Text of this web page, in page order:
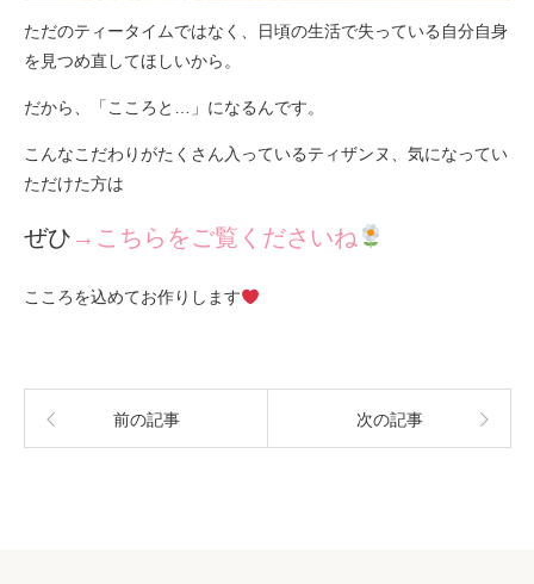
ただのティータイムではなく、日頃の生活で失っている自分自身
を見つめ直してほしいから。
だから、「こころと…」になるんです。
こんなこだわりがたくさん入っているティザンヌ、気になってい
ただけた方は
ぜひ →こちらをご覧くださいね
こころを込めてお作りします
前の記事 次の記事